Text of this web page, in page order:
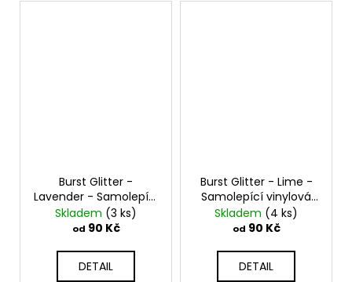
Burst Glitter -
Lavender - Samolepící
vinylová folie
Skladem (3 ks)
od 90 Kč
DETAIL
Burst Glitter - Lime -
Samolepící vinylová
folie
Skladem (4 ks)
od 90 Kč
DETAIL